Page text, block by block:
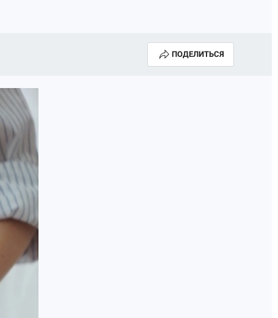
ПОДЕЛИТЬСЯ